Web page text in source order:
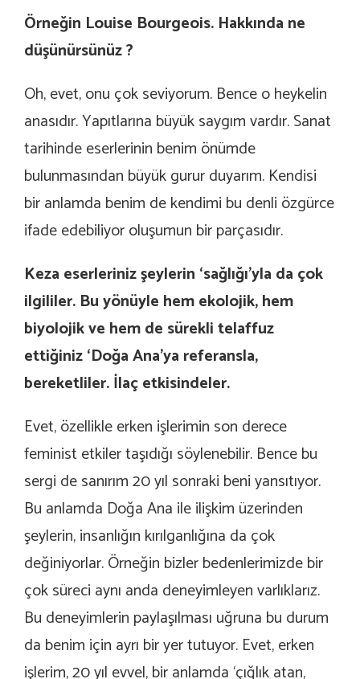
Örneğin Louise Bourgeois. Hakkında ne
düşünürsünüz ?
Oh, evet, onu çok seviyorum. Bence o heykelin
anasıdır. Yapıtlarına büyük saygım vardır. Sanat
tarihinde eserlerinin benim önümde
bulunmasından büyük gurur duyarım. Kendisi
bir anlamda benim de kendimi bu denli özgürce
ifade edebiliyor oluşumun bir parçasıdır.
Keza eserleriniz şeylerin ‘sağlığı’yla da çok
ilgililer. Bu yönüyle hem ekolojik, hem
biyolojik ve hem de sürekli telaffuz
ettiğiniz ‘Doğa Ana’ya referansla,
bereketliler. İlaç etkisindeler.
Evet, özellikle erken işlerimin son derece
feminist etkiler taşıdığı söylenebilir. Bence bu
sergi de sanırım 20 yıl sonraki beni yansıtıyor.
Bu anlamda Doğa Ana ile ilişkim üzerinden
şeylerin, insanlığın kırılganlığına da çok
değiniyorlar. Örneğin bizler bedenlerimizde bir
çok süreci aynı anda deneyimleyen varlıklarız.
Bu deneyimlerin paylaşılması uğruna bu durum
da benim için ayrı bir yer tutuyor. Evet, erken
işlerim, 20 yıl evvel, bir anlamda ‘çığlık atan,